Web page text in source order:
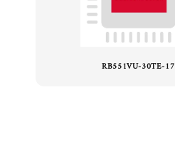
RB551VU-30TE-17